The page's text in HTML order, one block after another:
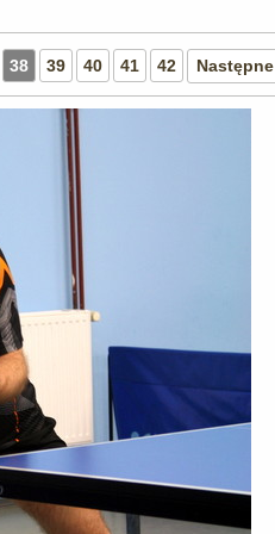
38 39 40 41 42 Następne